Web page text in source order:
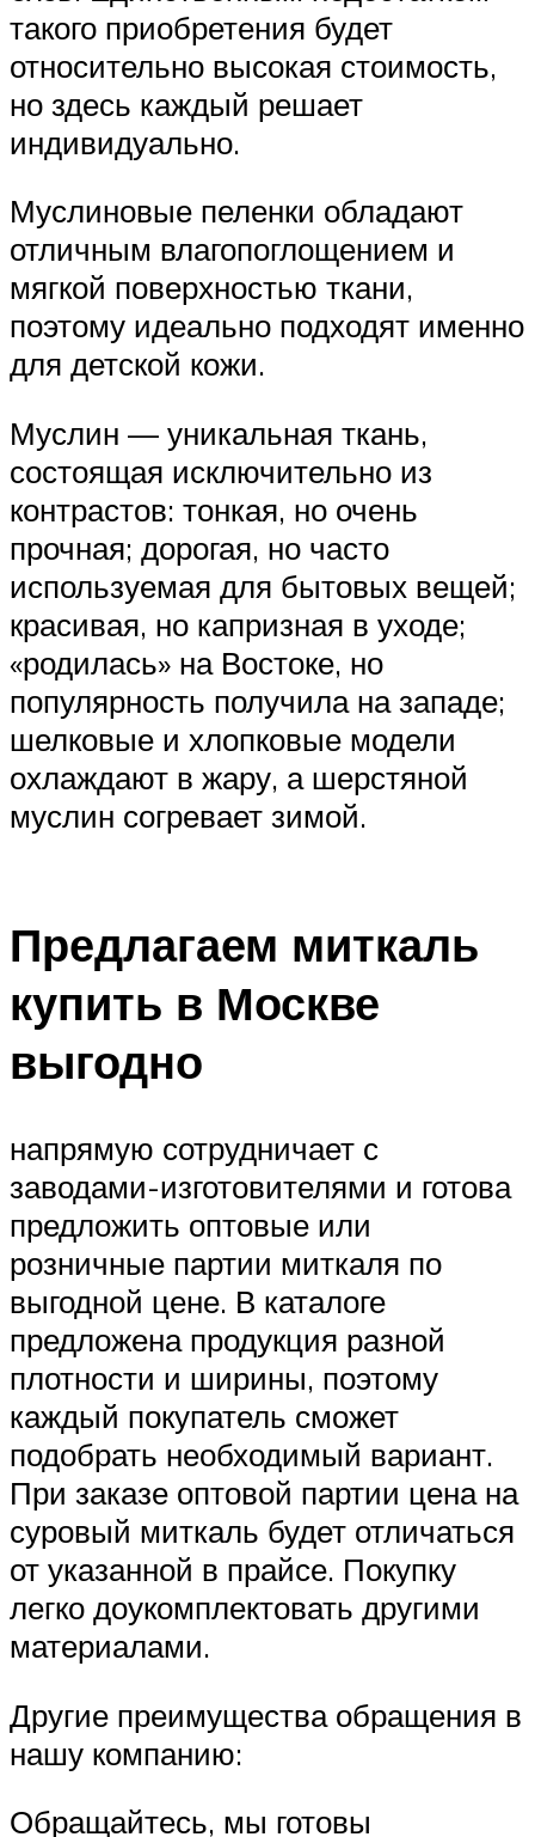
такого приобретения будет
относительно высокая стоимость,
но здесь каждый решает
индивидуально.
Муслиновые пеленки обладают
отличным влагопоглощением и
мягкой поверхностью ткани,
поэтому идеально подходят именно
для детской кожи.
Муслин — уникальная ткань,
состоящая исключительно из
контрастов: тонкая, но очень
прочная; дорогая, но часто
используемая для бытовых вещей;
красивая, но капризная в уходе;
«родилась» на Востоке, но
популярность получила на западе;
шелковые и хлопковые модели
охлаждают в жару, а шерстяной
муслин согревает зимой.
Предлагаем миткаль
купить в Москве
выгодно
напрямую сотрудничает с
заводами-изготовителями и готова
предложить оптовые или
розничные партии миткаля по
выгодной цене. В каталоге
предложена продукция разной
плотности и ширины, поэтому
каждый покупатель сможет
подобрать необходимый вариант.
При заказе оптовой партии цена на
суровый миткаль будет отличаться
от указанной в прайсе. Покупку
легко доукомплектовать другими
материалами.
Другие преимущества обращения в
нашу компанию:
Обращайтесь, мы готовы